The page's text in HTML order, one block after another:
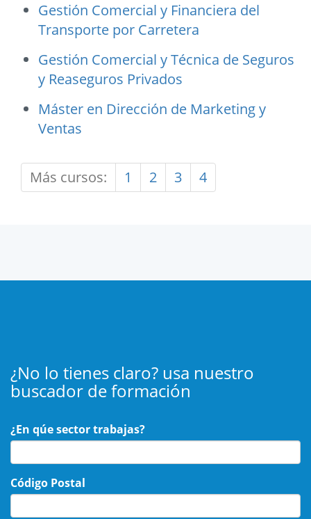
Gestión Comercial y Financiera del
Transporte por Carretera
Gestión Comercial y Técnica de Seguros
y Reaseguros Privados
Máster en Dirección de Marketing y
Ventas
Más cursos: 1 2 3 4
¿No lo tienes claro? usa nuestro
buscador de formación
¿En qúe sector trabajas?
Código Postal